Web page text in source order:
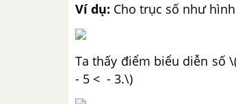
Ví dụ: Cho trục số như
Ta thấy điểm biểu diễn số
- 5 < - 3.\)